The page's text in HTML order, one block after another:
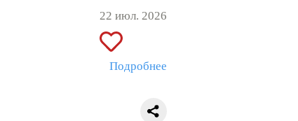
22 июл. 2026
Подробнее